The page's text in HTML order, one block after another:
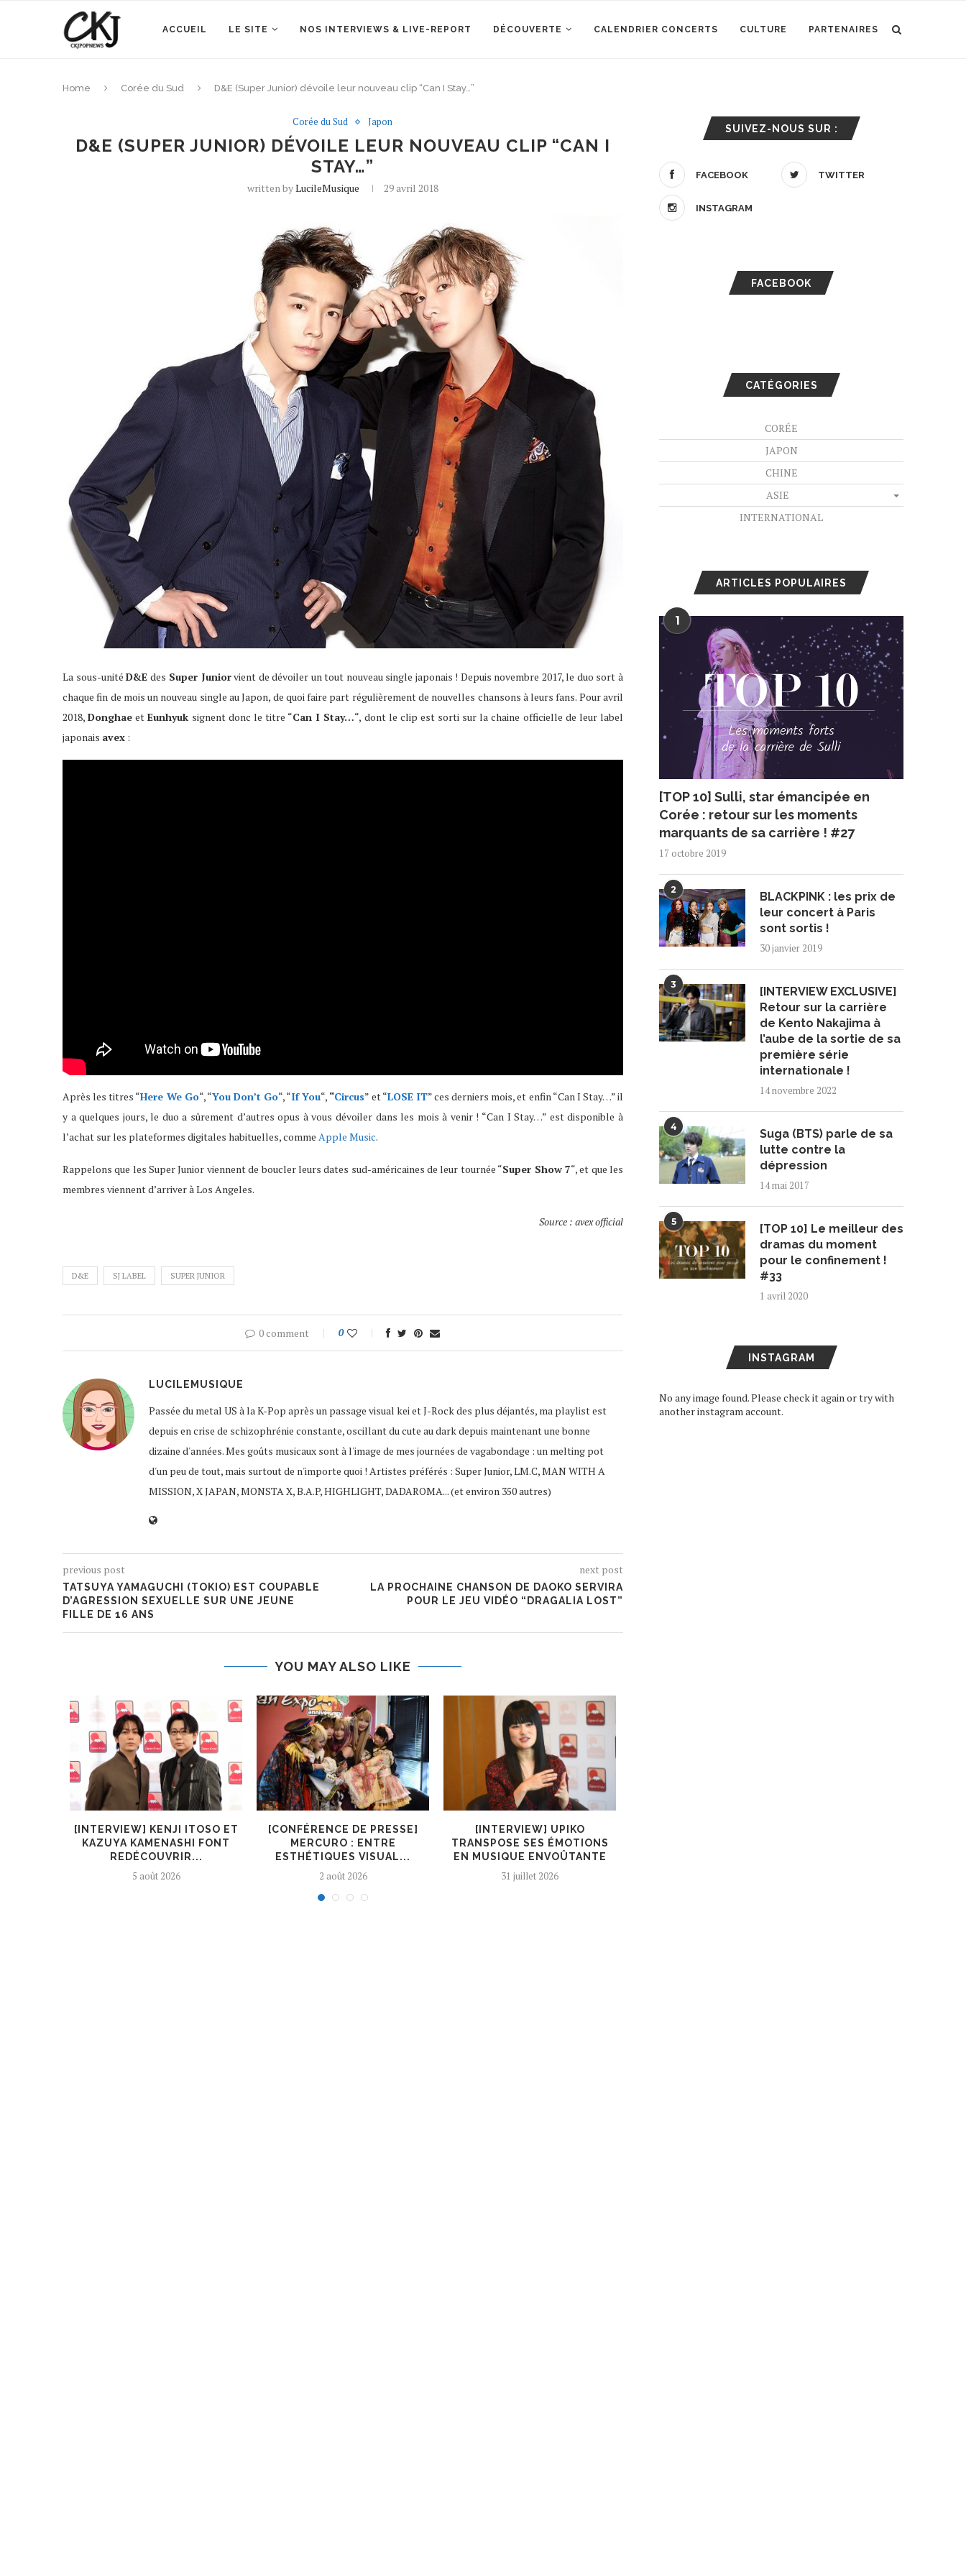
ACCUEIL LE SITE NOS INTERVIEWS & LIVE-REPORT DÉCOUVERTE CALENDRIER CONCERTS CULTURE PARTENAIRES
Home Corée du Sud D&E (Super Junior) dévoile leur nouveau clip “Can I Stay…”
Corée du Sud Japon
D&E (SUPER JUNIOR) DÉVOILE LEUR NOUVEAU CLIP “CAN I
STAY…”
written byLucileMusique 29 avril 2018
La sous-unitéD&E des Super Juniorvient de dévoiler un tout nouveau single japonais ! Depuis novembre 2017, le duo sort à
chaque fin de mois un nouveau single au Japon, de quoi faire part régulièrement de nouvelles chansons à leurs fans. Pour avril
2018,Donghae etEunhyuk signent donc le titre “Can I Stay…“, dont le clip est sorti sur la chaine officielle de leur label
japonais avex :
Après les titres “Here We Go“, “You Don’t Go“, “If You“, “Circus” et “LOSE IT” ces derniers mois, et enfin “Can I Stay…” il
y a quelques jours, le duo a sûrement d’autres opus à vous dévoiler dans les mois à venir ! “Can I Stay…” est disponible à
l’achat sur les plateformes digitales habituelles, comme Apple Music.
Rappelons que les Super Junior viennent de boucler leurs dates sud-américaines de leur tournée “Super Show 7“, et que les
membres viennent d’arriver à Los Angeles.
Source : avex official
D&E SJ LABEL SUPER JUNIOR
0 comment 0
LUCILEMUSIQUE
Passée du metal US à la K-Pop après un passage visual kei et J-Rock des plus déjantés, ma playlist est
depuis en crise de schizophrénie constante, oscillant du cute au dark depuis maintenant une bonne
dizaine d'années. Mes goûts musicaux sont à l'image de mes journées de vagabondage : un melting pot
d'un peu de tout, mais surtout de n'importe quoi ! Artistes préférés : Super Junior, LM.C, MAN WITH A
MISSION, X JAPAN, MONSTA X, B.A.P, HIGHLIGHT, DADAROMA... (et environ 350 autres)
previous post
TATSUYA YAMAGUCHI (TOKIO) EST COUPABLE
D’AGRESSION SEXUELLE SUR UNE JEUNE
FILLE DE 16 ANS
next post
LA PROCHAINE CHANSON DE DAOKO SERVIRA
POUR LE JEU VIDÉO “DRAGALIA LOST”
YOU MAY ALSO LIKE
[INTERVIEW] KENJI ITOSO ET
KAZUYA KAMENASHI FONT
REDÉCOUVRIR...
5 août 2026
[CONFÉRENCE DE PRESSE]
MERCURO : ENTRE
ESTHÉTIQUES VISUAL...
2 août 2026
[INTERVIEW] UPIKO
TRANSPOSE SES ÉMOTIONS
EN MUSIQUE ENVOÛTANTE
31 juillet 2026
SUIVEZ-NOUS SUR :
FACEBOOK TWITTER
INSTAGRAM
FACEBOOK
CATÉGORIES
CORÉE
JAPON
CHINE
ASIE
INTERNATIONAL
ARTICLES POPULAIRES
1
[TOP 10] Sulli, star émancipée en
Corée : retour sur les moments
marquants de sa carrière ! #27
17 octobre 2019
2
BLACKPINK : les prix de
leur concert à Paris
sont sortis !
30 janvier 2019
3
[INTERVIEW EXCLUSIVE]
Retour sur la carrière
de Kento Nakajima à
l’aube de la sortie de sa
première série
internationale !
14 novembre 2022
4
Suga (BTS) parle de sa
lutte contre la
dépression
14 mai 2017
5
[TOP 10] Le meilleur des
dramas du moment
pour le confinement !
#33
1 avril 2020
INSTAGRAM
No any image found. Please check it again or try with
another instagram account.